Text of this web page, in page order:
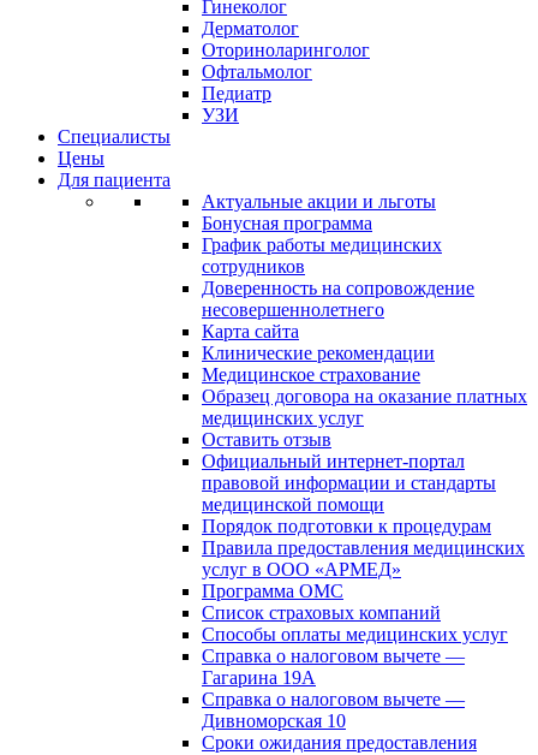
Гинеколог
Дерматолог
Оториноларинголог
Офтальмолог
Педиатр
УЗИ
Специалисты
Цены
Для пациента
Актуальные акции и льготы
Бонусная программа
График работы медицинских
сотрудников
Доверенность на сопровождение
несовершеннолетнего
Карта сайта
Клинические рекомендации
Медицинское страхование
Образец договора на оказание платных
медицинских услуг
Оставить отзыв
Официальный интернет-портал
правовой информации и стандарты
медицинской помощи
Порядок подготовки к процедурам
Правила предоставления медицинских
услуг в ООО «АРМЕД»
Программа ОМС
Список страховых компаний
Способы оплаты медицинских услуг
Справка о налоговом вычете —
Гагарина 19А
Справка о налоговом вычете —
Дивноморская 10
Сроки ожидания предоставления